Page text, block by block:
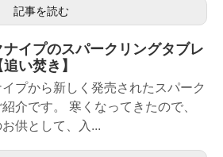
記事を読む
ナイプのスパークリングタブレ
い焚き】
プから新しく発売されたスパーク
介です。 寒くなってきたので、
供として、入...